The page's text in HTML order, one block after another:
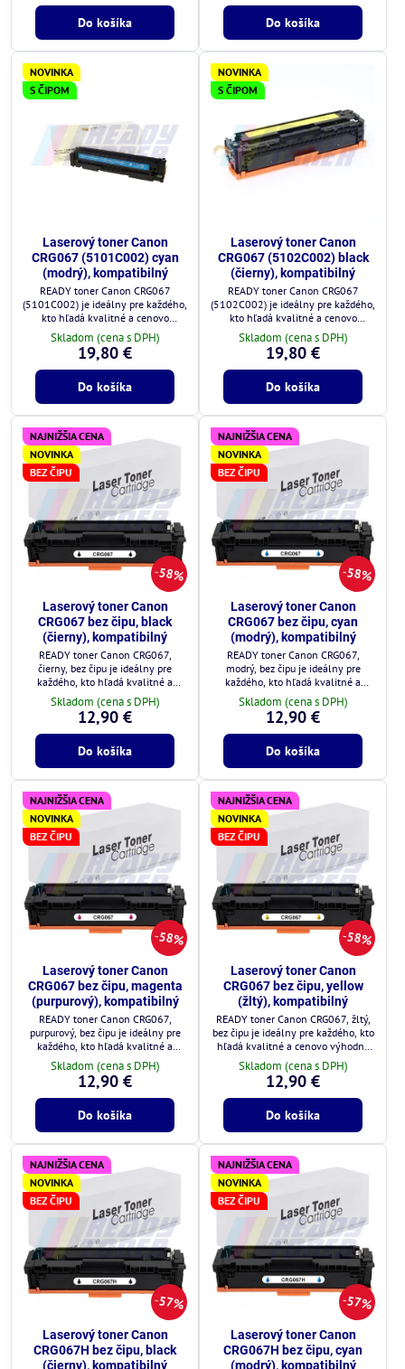
Do košíka Do košíka
NOVINKA
S ČIPOM
Laserový toner Canon
CRG067 (5101C002) cyan
(modrý), kompatibilný
READY toner Canon CRG067
(5101C002) je ideálny pre každého,
kto hľadá kvalitné a cenovo
výhodné riešenie.
Skladom (cena s DPH)
19,80 €
Do košíka
NOVINKA
S ČIPOM
Laserový toner Canon
CRG067 (5102C002) black
(čierny), kompatibilný
READY toner Canon CRG067
(5102C002) je ideálny pre každého,
kto hľadá kvalitné a cenovo
výhodné riešenie.
Skladom (cena s DPH)
19,80 €
Do košíka
58%
NAJNIŽŠIA CENA
NOVINKA
BEZ ČIPU
Laserový toner Canon
CRG067 bez čipu, black
(čierny), kompatibilný
READY toner Canon CRG067,
čierny, bez čipu je ideálny pre
každého, kto hľadá kvalitné a
cenovo výhodné riešenie.
Skladom (cena s DPH)
12,90 €
Do košíka
58%
NAJNIŽŠIA CENA
NOVINKA
BEZ ČIPU
Laserový toner Canon
CRG067 bez čipu, cyan
(modrý), kompatibilný
READY toner Canon CRG067,
modrý, bez čipu je ideálny pre
každého, kto hľadá kvalitné a
cenovo výhodné riešenie.
Skladom (cena s DPH)
12,90 €
Do košíka
58%
NAJNIŽŠIA CENA
NOVINKA
BEZ ČIPU
Laserový toner Canon
CRG067 bez čipu, magenta
(purpurový), kompatibilný
READY toner Canon CRG067,
purpurový, bez čipu je ideálny pre
každého, kto hľadá kvalitné a
cenovo výhodné riešenie.
Skladom (cena s DPH)
12,90 €
Do košíka
58%
NAJNIŽŠIA CENA
NOVINKA
BEZ ČIPU
Laserový toner Canon
CRG067 bez čipu, yellow
(žltý), kompatibilný
READY toner Canon CRG067, žltý,
bez čipu je ideálny pre každého, kto
hľadá kvalitné a cenovo výhodné
riešenie.
Skladom (cena s DPH)
12,90 €
Do košíka
57%
NAJNIŽŠIA CENA
NOVINKA
BEZ ČIPU
Laserový toner Canon
CRG067H bez čipu, black
(čierny), kompatibilný
57%
NAJNIŽŠIA CENA
NOVINKA
BEZ ČIPU
Laserový toner Canon
CRG067H bez čipu, cyan
(modrý), kompatibilný